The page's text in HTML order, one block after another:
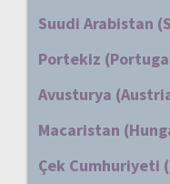
Suudi Arabistan
Portekiz
Avusturya
Macaristan
Çek Cumhuriyeti